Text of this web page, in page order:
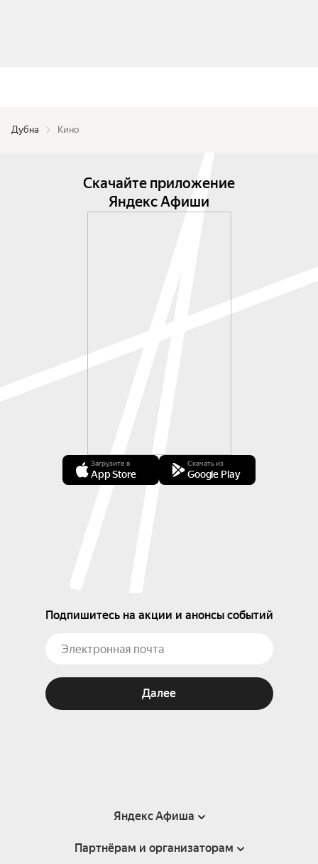
Дубна Кино
Скачайте приложение
Яндекс Афиши
Загрузите в
App Store
Скачать из
Google Play
Подпишитесь на акции и анонсы событий
Далее
Яндекс Афиша
Справка
Партнёрам и организаторам